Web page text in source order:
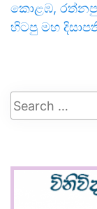
කොළඹ,
හිටපු මහ